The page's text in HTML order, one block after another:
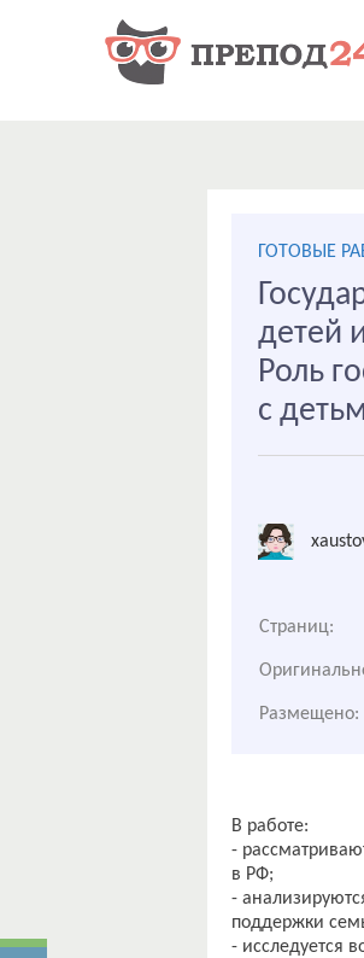
ГОТОВЫЕ
детей
Роль
с
Страниц:
Размещено:
В работе:
-
в РФ;
-
поддержки
- исследуется